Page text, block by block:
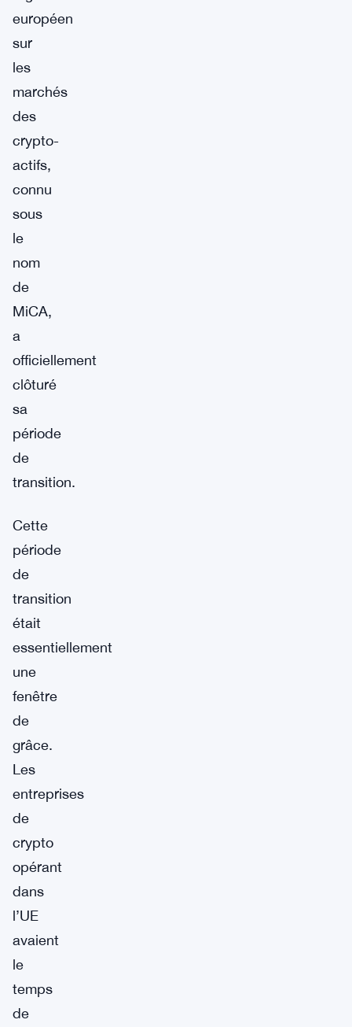
européen
sur
les
marchés
des
crypto-
actifs,
connu
sous
le
nom
de
MiCA,
a
officiellement
clôturé
sa
période
de
transition.
Cette
période
de
transition
était
essentiellement
une
fenêtre
de
grâce.
Les
entreprises
de
crypto
opérant
dans
l’UE
avaient
le
temps
de